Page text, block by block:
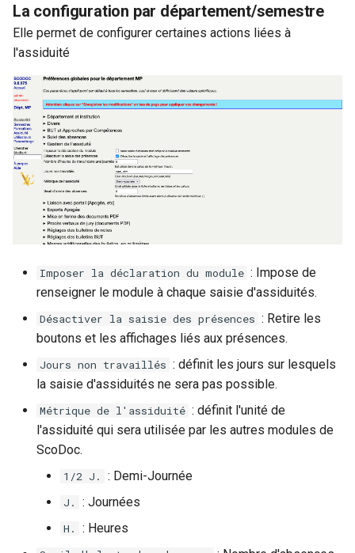
La configuration par département/semestre
Elle permet de configurer certaines actions liées à
l'assiduité
Imposer la déclaration du module : Impose de
renseigner le module à chaque saisie d'assiduités.
Désactiver la saisie des présences : Retire les
boutons et les affichages liés aux présences.
Jours non travaillés : définit les jours sur lesquels
la saisie d'assiduités ne sera pas possible.
Métrique de l'assiduité : définit l'unité de
l'assiduité qui sera utilisée par les autres modules de
ScoDoc.
1/2 J. : Demi-Journée
J. : Journées
H. : Heures